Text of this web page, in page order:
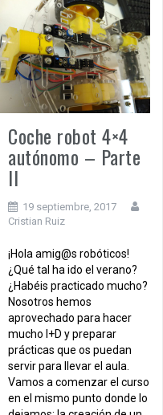
Coche robot 4×4
autónomo – Parte
II
19 septiembre, 2017
Cristian Ruiz
¡Hola amig@s robóticos!
¿Qué tal ha ido el verano?
¿Habéis practicado mucho?
Nosotros hemos
aprovechado para hacer
mucho I+D y preparar
prácticas que os puedan
servir para llevar el aula.
Vamos a comenzar el curso
en el mismo punto donde lo